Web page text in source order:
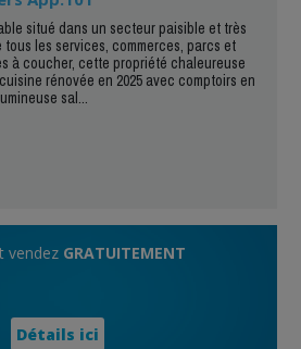
situé dans un secteur paisible et très
les services, commerces, parcs et
à coucher, cette propriété chaleureuse
rénovée en 2025 avec comptoirs en
sal...
vendez GRATUITEMENT
Détails ici